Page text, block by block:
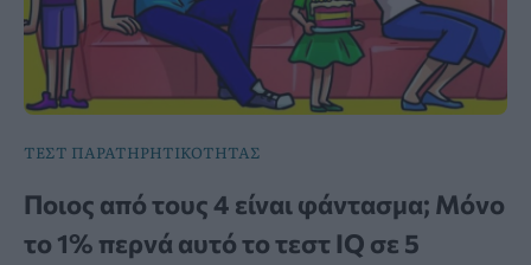
ΤΕΣΤ ΠΑΡΑΤΗΡΗΤΙΚΟΤΗΤΑΣ
Ποιος από τους 4 είναι φάντασμα; Μόνο
το 1% περνά αυτό το τεστ IQ σε 5